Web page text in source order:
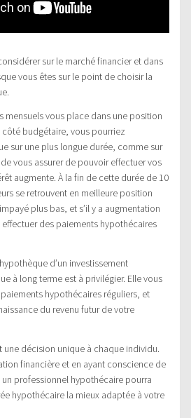
sur le marché financier et dans
vous êtes sur le point de choisir la
mensuels vous place dans une position
budgétaire, vous pourriez
sur une plus longue durée, comme sur
vous assurer de pouvoir effectuer vos
augmente. À la fin de cette durée de 10
se retrouvent en meilleure position
plus bas, et s’il y a augmentation
des paiements hypothécaires
d’un investissement
à long terme est à privilégier. Elle vous
hypothécaires réguliers, et
du revenu futur de votre
une décision unique à chaque individu.
financière et en ayant conscience de
professionnel hypothécaire pourra
hypothécaire la mieux adaptée à votre